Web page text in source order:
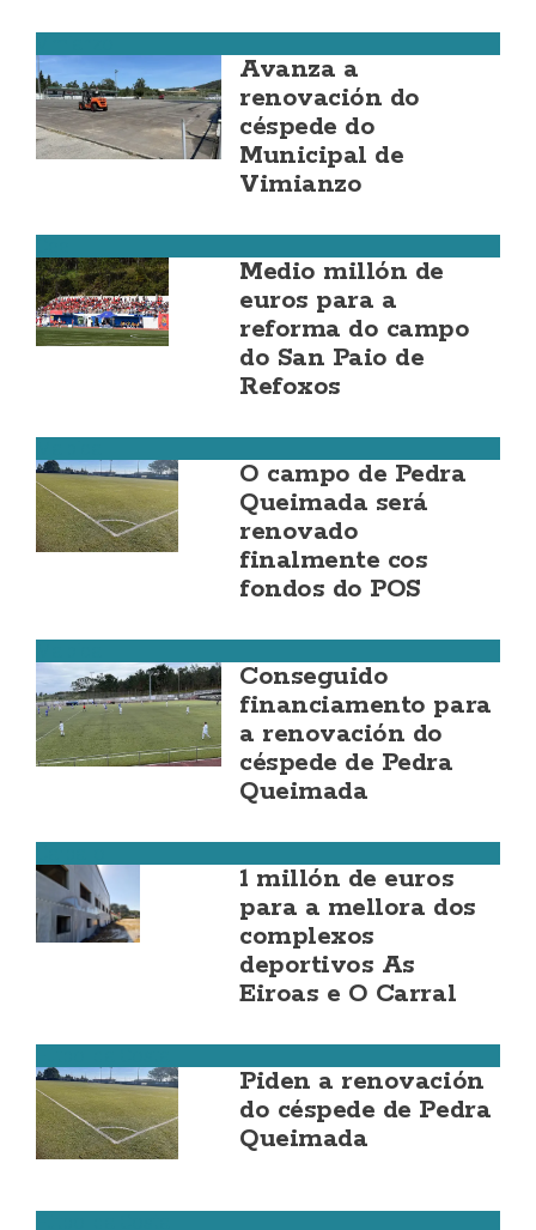
Avanza a
renovación do
céspede do
Municipal de
Vimianzo
Medio millón de
euros para a
reforma do campo
do San Paio de
Refoxos
O campo de Pedra
Queimada será
renovado
finalmente cos
fondos do POS
Conseguido
financiamento para
a renovación do
céspede de Pedra
Queimada
1 millón de euros
para a mellora dos
complexos
deportivos As
Eiroas e O Carral
Piden a renovación
do céspede de Pedra
Queimada